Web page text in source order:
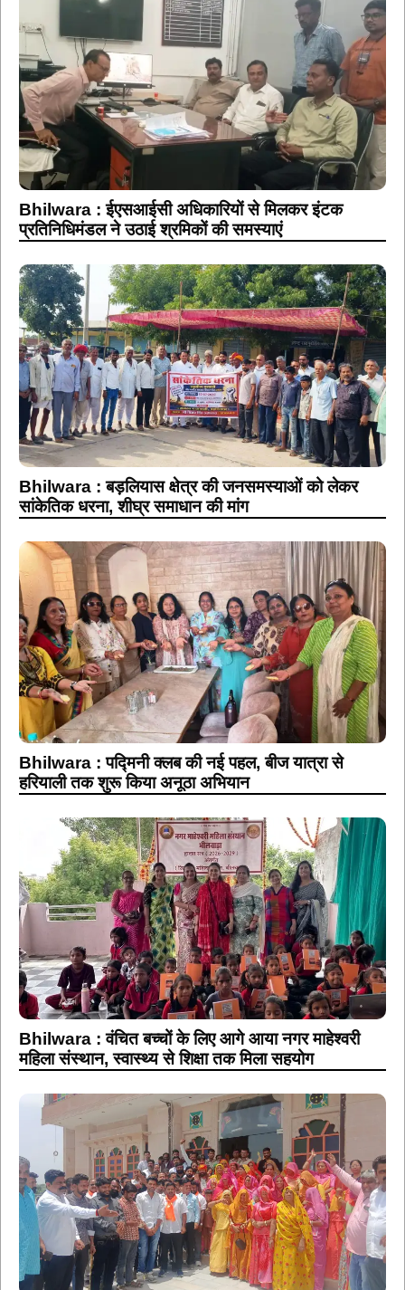
Bhilwara : ईएसआईसी अधिकारियों से मिलकर इंटक
प्रतिनिधिमंडल ने उठाई श्रमिकों की समस्याएं
Bhilwara : बड़लियास क्षेत्र की जनसमस्याओं को लेकर
सांकेतिक धरना, शीघ्र समाधान की मांग
Bhilwara : पद्मिनी क्लब की नई पहल, बीज यात्रा से
हरियाली तक शुरू किया अनूठा अभियान
Bhilwara : वंचित बच्चों के लिए आगे आया नगर माहेश्वरी
महिला संस्थान, स्वास्थ्य से शिक्षा तक मिला सहयोग